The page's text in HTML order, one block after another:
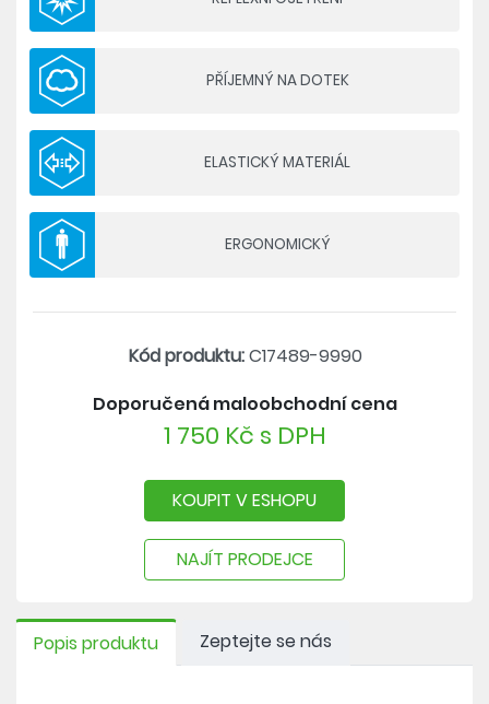
Složení: 92 % recyklovaný polyamid, 8 % elastan
- tkaný strečový materiál
- perforace v oblasti lýtek, pod koleny a z vnější
strany stehen
- guma v pase s možností stažení šňůrkou
- dvě boční kapsy na zip
- reflexní ošetření
- volný střih
PŘÍJEMNÝ NA DOTEK
ELASTICKÝ MATERIÁL
ERGONOMICKÝ
Kód produktu:C17489-9990
Doporučená maloobchodní cena
1 750 Kč s DPH
KOUPIT V ESHOPU
NAJÍT PRODEJCE
Popis produktu Zeptejte se nás